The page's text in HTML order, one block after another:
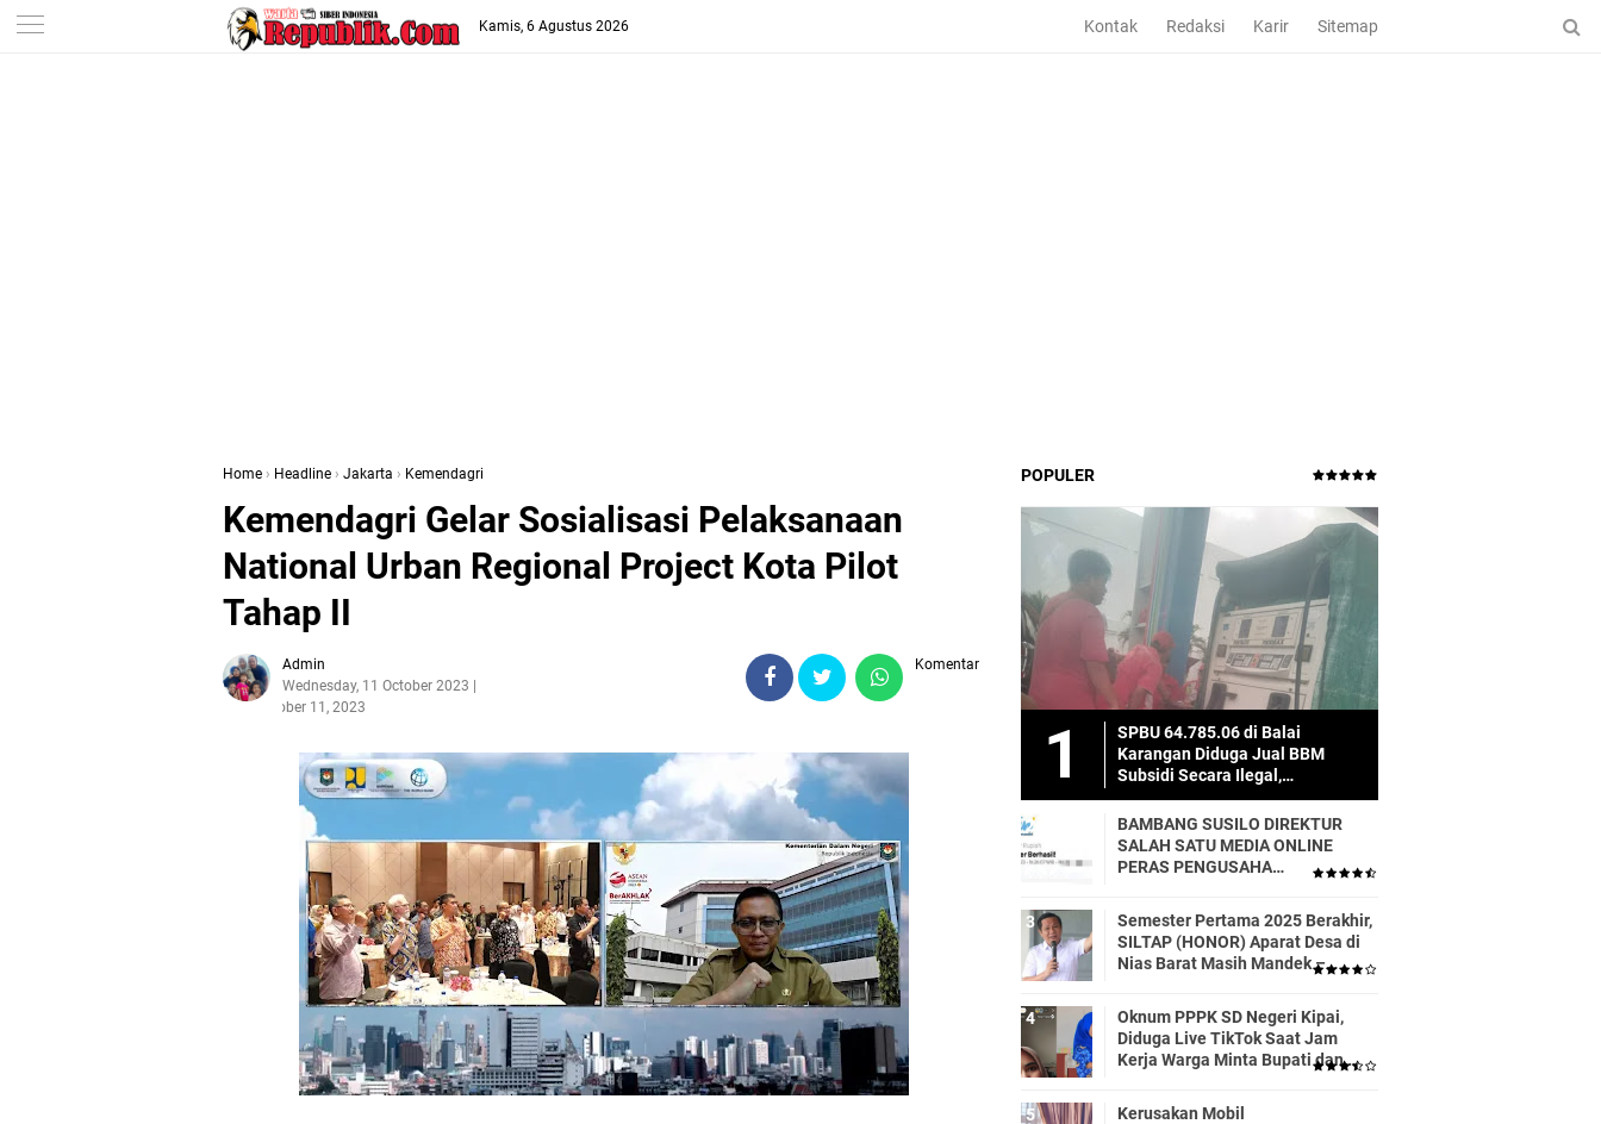
-->
Kamis, 6 Agustus 2026 Kontak Redaksi Karir Sitemap
Home › Headline › Jakarta › Kemendagri
Kemendagri Gelar Sosialisasi Pelaksanaan
National Urban Regional Project Kota Pilot
Tahap II
Admin
Wednesday, 11 October 2023
October 11, 2023
Komentar
POPULER
SPBU 64.785.06 di Balai
Karangan Diduga Jual BBM
Subsidi Secara Ilegal,
Masyarakat Dirugikan!
BAMBANG SUSILO DIREKTUR
SALAH SATU MEDIA ONLINE
PERAS PENGUSAHA
Semester Pertama 2025 Berakhir,
SILTAP (HONOR) Aparat Desa di
Nias Barat Masih Mandek –
Persen
Oknum PPPK SD Negeri Kipai,
Diduga Live TikTok Saat Jam
Kerja Warga Minta Bupati dan
Segera Proses Sesuai Hukum
Kerusakan Mobil